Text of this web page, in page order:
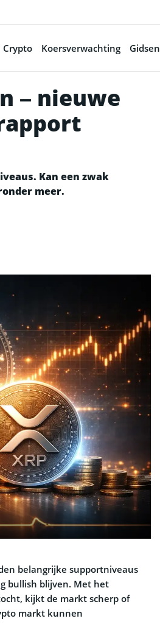
Koersverwachting Gidsen
– nieuwe
Kan een zwak
meer.
belangrijke supportniveaus
bullish blijven. Met het
kijkt de markt scherp of
markt kunnen